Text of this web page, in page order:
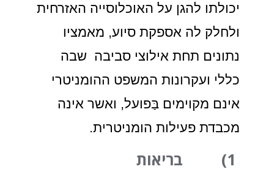
יכולתו להגן על האוכלוסייה האזרחית
ולחלק לה אספקת סיוע, מאמציו
נתונים תחת אילוצי סביבה שבה
כללי ועקרונות המשפט ההומניטרי
אינם מקוימים בַּפועל, ואשר אינה
מכבדת פעילות הומניטרית.